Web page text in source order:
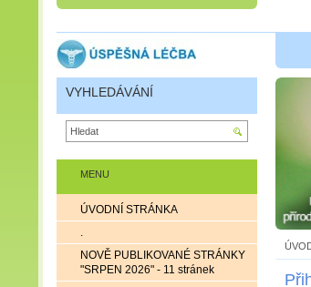
MENU
ÚVODNÍ STRÁNKA
.
NOVĚ PUBLIKOVANÉ STRÁNKY
"SRPEN 2026" - 11 stránek
VYHLEDÁVÁNÍ